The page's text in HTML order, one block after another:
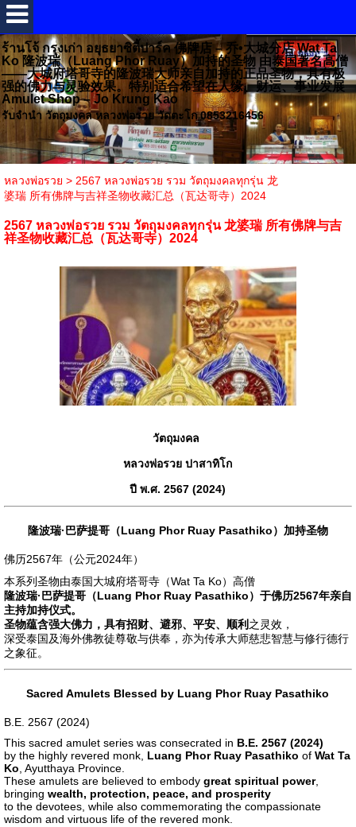
ร้านโจ้ กรุงเก่า อยุธยาซิตี้ปาร์ค 佛牌店 – 乔•大城分店 Wat Ta
Ko 隆波瑞（Luang Phor Ruay）加持的圣物 由泰国著名高僧
——大城府塔哥寺的隆波瑞大师亲自加持的正品圣物，具有极
强的佛力与灵验效果。特别适合希望在人缘、财运、事业发展
Amulet Shop – Jo Krung Kao
รับจำนำ วัตถุมงคล หลวงพ่อรวย วัดตะโก 0853216456
หลวงพ่อรวย > 2567 หลวงพ่อรวย รวม วัตถุมงคลทุกรุ่น 龙
婆瑞 所有佛牌与吉祥圣物收藏汇总（瓦达哥寺）2024
2567 หลวงพ่อรวย รวม วัตถุมงคลทุกรุ่น 龙婆瑞 所有佛牌与吉
祥圣物收藏汇总（瓦达哥寺）2024
วัตถุมงคล
หลวงพ่อรวย ปาสาทิโก
ปี พ.ศ. 2567 (2024)
隆波瑞·巴萨提哥（Luang Phor Ruay Pasathiko）加持圣物
佛历2567年（公元2024年）
本系列圣物由泰国大城府塔哥寺（Wat Ta Ko）高僧
隆波瑞·巴萨提哥（Luang Phor Ruay Pasathiko） 于佛历2567年亲自
主持加持仪式。
圣物蕴含强大佛力，具有招财、避邪、平安、顺利 之灵效，
深受泰国及海外佛教徒尊敬与供奉，亦为传承大师慈悲智慧与修行德行
之象征。
Sacred Amulets Blessed by Luang Phor Ruay Pasathiko
B.E. 2567 (2024)
This sacred amulet series was consecrated in B.E. 2567 (2024)
by the highly revered monk, Luang Phor Ruay Pasathiko of Wat Ta
Ko , Ayutthaya Province.
These amulets are believed to embody great spiritual power,
bringing wealth, protection, peace, and prosperity
to the devotees, while also commemorating the compassionate
wisdom and virtuous life of the revered monk.